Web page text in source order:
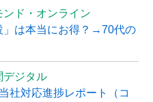
ンド・オンライン
」は本当にお得？→70代の
デジタル
社対応進捗レポート（コ